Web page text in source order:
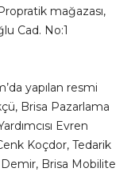
mağazası,
Cad. No:1
yapılan resmi
Brisa Pazarlama
Evren
Koçdor, Tedarik
Demir, Brisa Mobilite